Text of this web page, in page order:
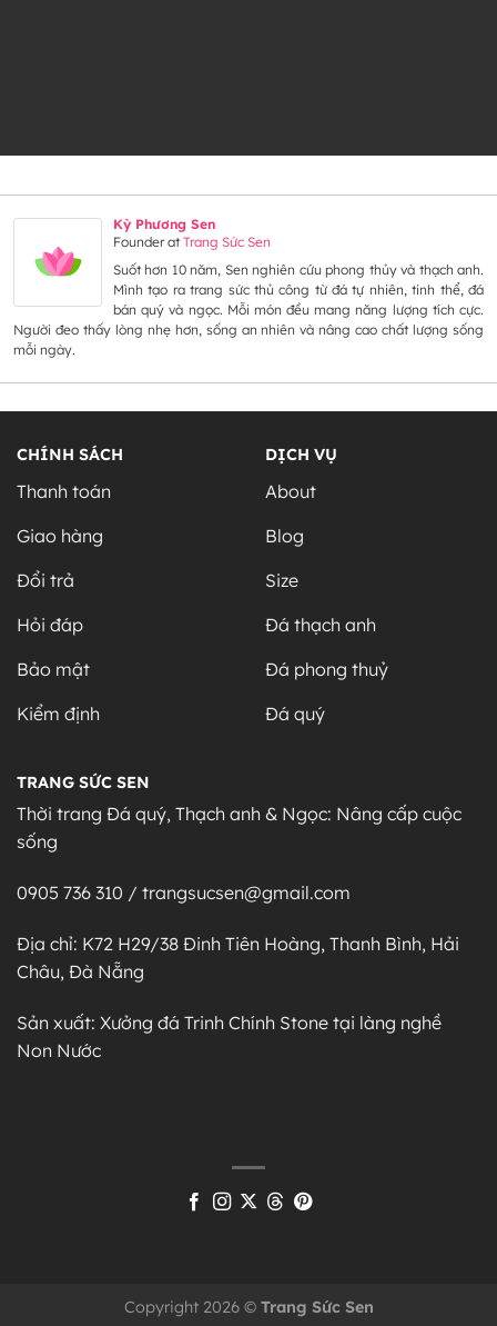
Kỳ Phương Sen
FounderatTrang Sức Sen
Suốt hơn 10 năm, Sen nghiên cứu phong thủy và thạch anh.
Mình tạo ra trang sức thủ công từ đá tự nhiên, tinh thể, đá
bán quý và ngọc. Mỗi món đều mang năng lượng tích cực.
Người đeo thấy lòng nhẹ hơn, sống an nhiên và nâng cao chất lượng sống
mỗi ngày.
CHÍNH SÁCH
Thanh toán
Giao hàng
Đổi trả
Hỏi đáp
Bảo mật
Kiểm định
DỊCH VỤ
About
Blog
Size
Đá thạch anh
Đá phong thuỷ
Đá quý
TRANG SỨC SEN
Thời trang Đá quý, Thạch anh & Ngọc: Nâng cấp cuộc
sống
0905 736 310 / trangsucsen@gmail.com
Địa chỉ: K72 H29/38 Đinh Tiên Hoàng, Thanh Bình, Hải
Châu, Đà Nẵng
Sản xuất: Xưởng đá Trinh Chính Stone tại làng nghề
Non Nước
Copyright 2026 © Trang Sức Sen